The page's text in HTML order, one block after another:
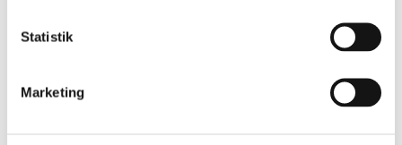
Statistik
Marketing
...
...